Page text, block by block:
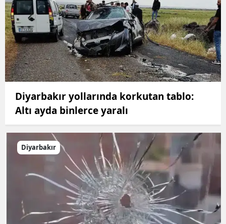
Diyarbakır yollarında korkutan tablo:
Altı ayda binlerce yaralı
Diyarbakır